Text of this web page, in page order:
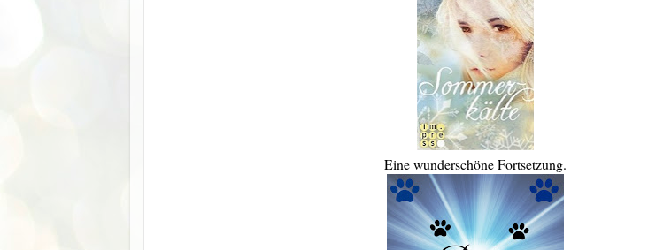
Eine wunderschöne Fortsetzung.